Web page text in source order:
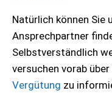
Natürlich können Sie
Ansprechpartner
Selbstverständlich
versuchen vorab
Vergütung zu